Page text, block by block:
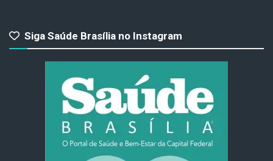
Siga Saúde Brasília no Instagram